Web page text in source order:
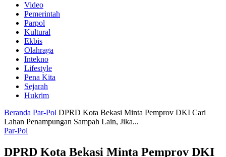
Video
Pemerintah
Parpol
Kultural
Ekbis
Olahraga
Intekno
Lifestyle
Pena Kita
Sejarah
Hukrim
Beranda Par-Pol DPRD Kota Bekasi Minta Pemprov DKI Cari
Lahan Penampungan Sampah Lain, Jika...
Par-Pol
DPRD Kota Bekasi Minta Pemprov DKI